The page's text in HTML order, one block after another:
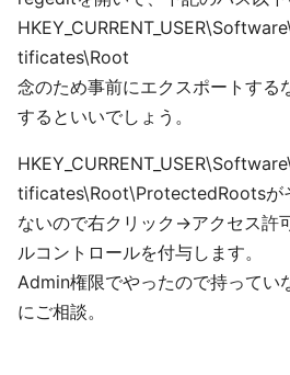
tificates\Root
念のため事前にエクスポートする
するといいでしょう。
tificates\Root\ProtectedRootsが
ないので右クリック->アクセス許
ルコントロールを付与します。
Admin権限でやったので持ってい
にご相談。